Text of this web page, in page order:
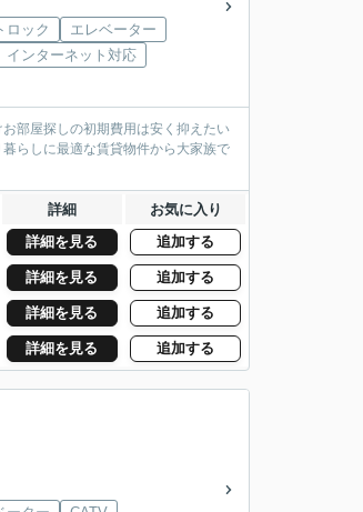
ロック
エレベーター
インターネット対応
部屋探しの初期費用は安く抑えたい
らしに最適な賃貸物件から大家族で
詳細 お気に入り
詳細を見る 追加する
詳細を見る 追加する
詳細を見る 追加する
詳細を見る 追加する